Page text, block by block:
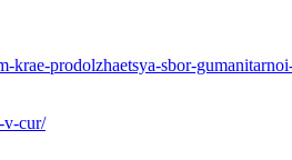
krae-prodolzhaetsya-sbor-
v-cur/